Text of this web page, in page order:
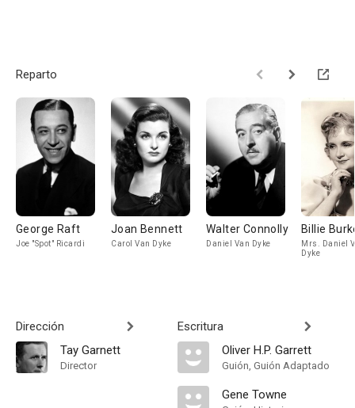
Reparto
George Raft
Joe "Spot" Ricardi
Joan Bennett
Carol Van Dyke
Walter Connolly
Daniel Van Dyke
Billie
Mrs. Daniel
Dyke
Dirección
Tay Garnett
Director
Escritura
Oliver H.P. Garrett
Guión, Guión Adaptado
Gene Towne